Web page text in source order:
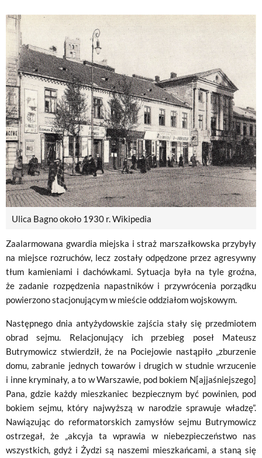
Ulica Bagno około 1930 r. Wikipedia
Zaalarmowana gwardia miejska i straż marszałkowska przybyły
na miejsce rozruchów, lecz zostały odpędzone przez agresywny
tłum kamieniami i dachówkami. Sytuacja była na tyle groźna,
że zadanie rozpędzenia napastników i przywrócenia porządku
powierzono stacjonującym w mieście oddziałom wojskowym.
Następnego dnia antyżydowskie zajścia stały się przedmiotem
obrad sejmu. Relacjonujący ich przebieg poseł Mateusz
Butrymowicz stwierdził, że na Pociejowie nastąpiło „zburzenie
domu, zabranie jednych towarów i drugich w studnie wrzucenie
i inne kryminały, a to w Warszawie, pod bokiem N[ajjaśniejszego]
Pana, gdzie każdy mieszkaniec bezpiecznym być powinien, pod
bokiem sejmu, który najwyższą w narodzie sprawuje władzę”.
Nawiązując do reformatorskich zamysłów sejmu Butrymowicz
ostrzegał, że „akcyja ta wprawia w niebezpieczeństwo nas
wszystkich, gdyż i Żydzi są naszemi mieszkańcami, a staną się